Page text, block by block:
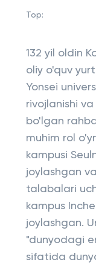
Top:
132 yil oldin
oliy o'quv
Yonsei
rivojlanishi
bo'lgan
muhim rol
kampusi
joylashgan
talabalari
kampus
joylashgan.
"dunyodagi
sifatida